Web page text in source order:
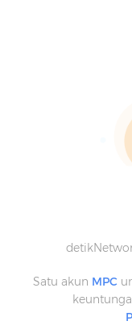
Satu akun MPC